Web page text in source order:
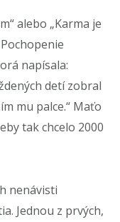
alebo „Karma je
napísala:
detí zobral
mu palce.“ Maťo
tak chcelo 2000
nenávisti
Jednou z prvých,